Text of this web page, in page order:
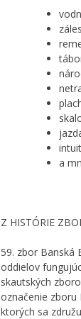
a
Z HISTÓRIE
59. zbor Banská
oddielov
skautských
označenie zboru
ktorých sa